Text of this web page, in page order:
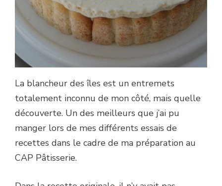
La blancheur des îles est un entremets
totalement inconnu de mon côté, mais quelle
découverte. Un des meilleurs que j’ai pu
manger lors de mes différents essais de
recettes dans le cadre de ma préparation au
CAP Pâtisserie.